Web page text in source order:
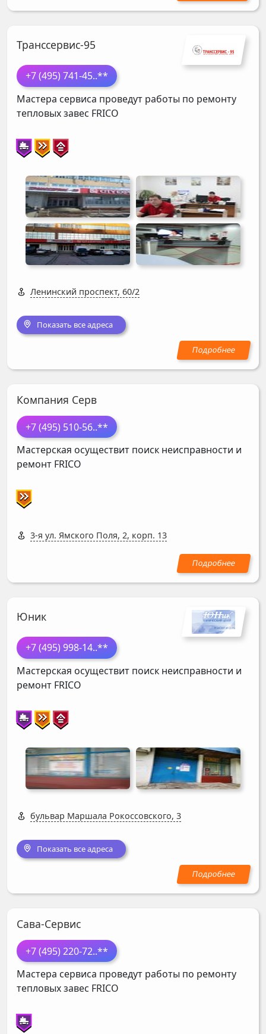
Транссервис-95
+7 (495) 741-45..**
Мастера сервиса проведут работы по ремонту
тепловых завес FRICO
Ленинский проспект, 60/2
Показать все адреса
Компания Серв
+7 (495) 510-56..**
Мастерская осуществит поиск неисправности и
ремонт FRICO
3-я ул. Ямского Поля, 2, корп. 13
Юник
+7 (495) 998-14..**
Мастерская осуществит поиск неисправности и
ремонт FRICO
бульвар Маршала Рокоссовского, 3
Показать все адреса
Сава-Сервис
+7 (495) 220-72..**
Мастера сервиса проведут работы по ремонту
тепловых завес FRICO